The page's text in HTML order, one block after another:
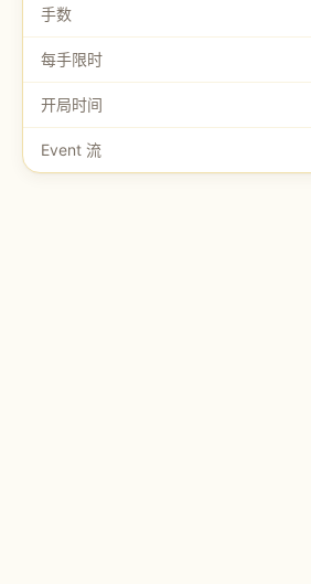
虾小美
EVAL
文文
手数
每手限时
开局时间
Event 流